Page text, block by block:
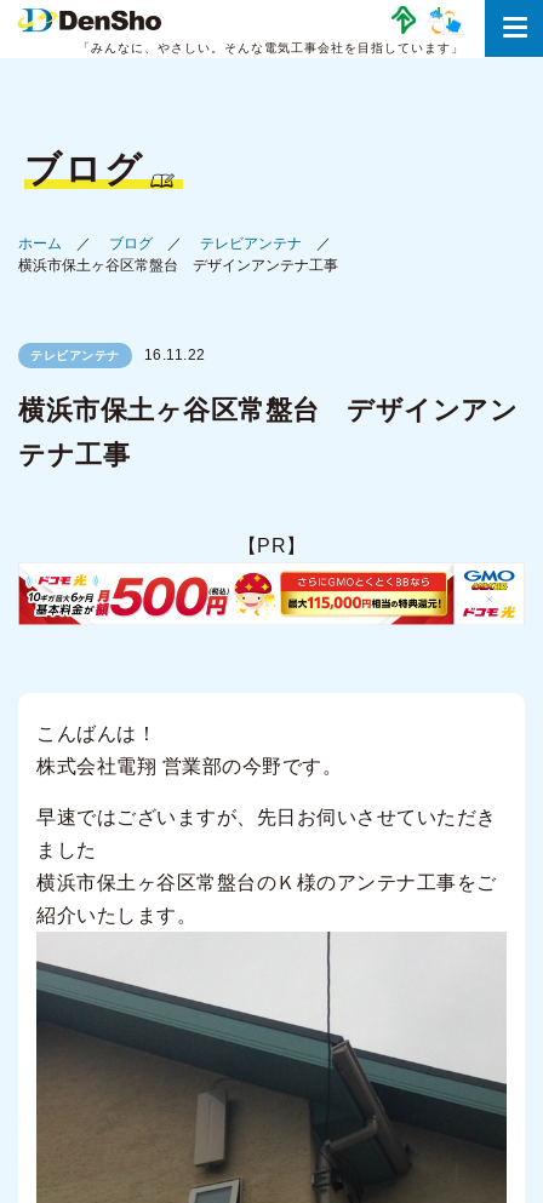
「みんなに、やさしい。 そんな電気工事会社を目指しています」
ブログ
ホーム ブログ
テレビアンテナ
横浜市保土ヶ谷区常盤台 デザインアンテナ工事
テレビアンテナ 16.11.22
横浜市保土ヶ谷区常盤台 デザインアン
テナ工事
【PR】
こんばんは！
株式会社電翔 営業部の今野です。
早速ではございますが、先日お伺いさせていただき
ました
横浜市保土ヶ谷区常盤台のＫ様のアンテナ工事をご
紹介いたします。